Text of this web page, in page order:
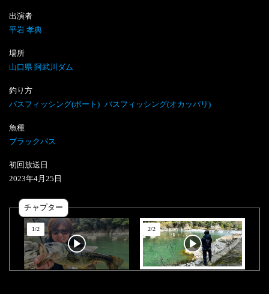
出演者
平岩 孝典
場所
山口県 阿武川ダム
釣り方
バスフィッシング(ボート) バスフィッシング(オカッパリ)
魚種
ブラックバス
初回放送日
2023年4月 25 日
チャプター
1/2 2/2